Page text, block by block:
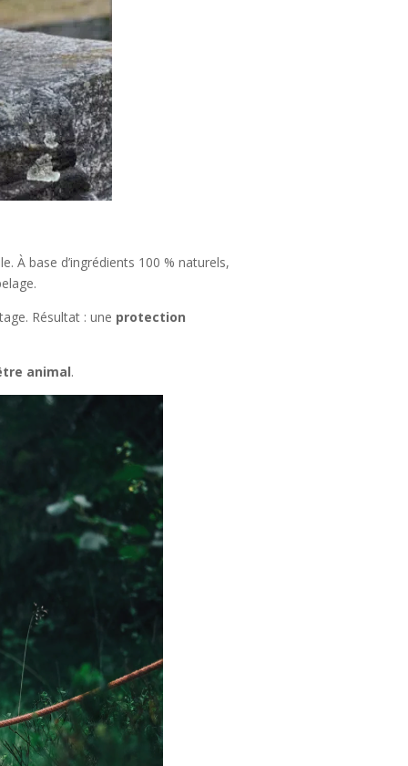
À base d’ingrédients 100 % naturels,
Résultat : une protection
animal.